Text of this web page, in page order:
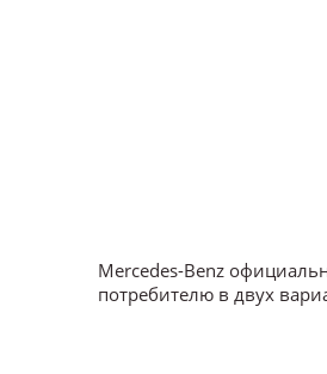
Mercedes-Benz
потребителю в двух